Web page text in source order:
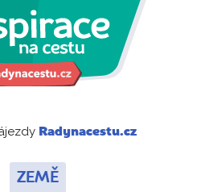
Radynacestu.cz
ZEMĚ